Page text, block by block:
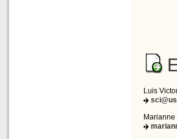
Luis